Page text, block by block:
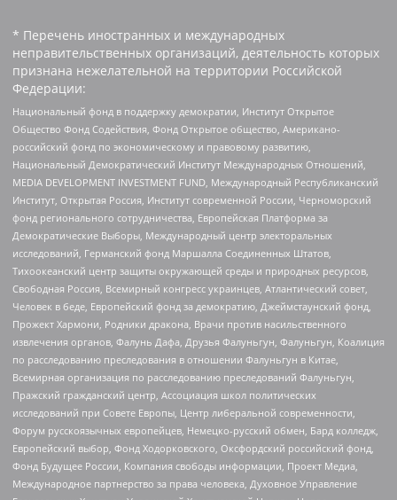
* Перечень иностранных и международных
неправительственных организаций, деятельность которых
признана нежелательной на территории Российской
Федерации:
Национальный фонд в поддержку демократии, Институт Открытое
Общество Фонд Содействия, Фонд Открытое общество, Американо-
российский фонд по экономическому и правовому развитию,
Национальный Демократический Институт Международных Отношений,
MEDIA DEVELOPMENT INVESTMENT FUND, Международный Республиканский
Институт, Открытая Россия, Институт современной России, Черноморский
фонд регионального сотрудничества, Европейская Платформа за
Демократические Выборы, Международный центр электоральных
исследований, Германский фонд Маршалла Соединенных Штатов,
Тихоокеанский центр защиты окружающей среды и природных ресурсов,
Свободная Россия, Всемирный конгресс украинцев, Атлантический совет,
Человек в беде, Европейский фонд за демократию, Джеймстаунский фонд,
Прожект Хармони, Родники дракона, Врачи против насильственного
извлечения органов, Фалунь Дафа, Друзья Фалуньгун, Фалуньгун, Коалиция
по расследованию преследования в отношении Фалуньгун в Китае,
Всемирная организация по расследованию преследований Фалуньгун,
Пражский гражданский центр, Ассоциация школ политических
исследований при Совете Европы, Центр либеральной современности,
Форум русскоязычных европейцев, Немецко-русский обмен, Бард колледж,
Европейский выбор, Фонд Ходорковского, Оксфордский российский фонд,
Фонд Будущее России, Компания свободы информации, Проект Медиа,
Международное партнерство за права человека, Духовное Управление